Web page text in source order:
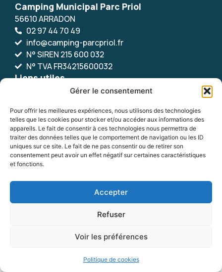
Gérer le consentement
Pour offrir les meilleures expériences, nous utilisons des technologies
telles que les cookies pour stocker et/ou accéder aux informations des
appareils. Le fait de consentir à ces technologies nous permettra de
traiter des données telles que le comportement de navigation ou les ID
uniques sur ce site. Le fait de ne pas consentir ou de retirer son
consentement peut avoir un effet négatif sur certaines caractéristiques
et fonctions.
Accepter
Refuser
Voir les préférences
Politique de cookies
Camping Municipal Parc Priol
56610 ARRADON
02 97 44 70 49
info@camping-parcpriol.fr
N° SIREN 215 600 032
N° TVA FR34215600032
Liens utiles
Accès
À voir / à faire
Informations et tarifs
Tous éco-responsables
Sites de la mairie
Bientôt !
RESERVEZ EN LIGNE
Nos labels
Mentions légalesPlan du site
Politique de confidentialitéAccessibilité